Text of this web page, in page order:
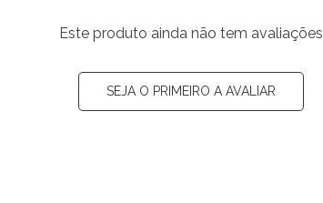
Este produto ainda não tem avaliações
SEJA O PRIMEIRO A AVALIAR